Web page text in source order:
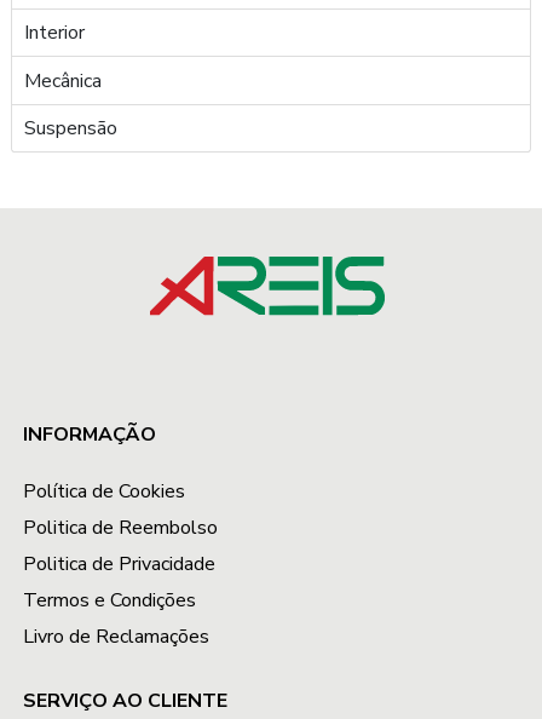
Interior
Mecânica
Suspensão
INFORMAÇÃO
Política de Cookies
Politica de Reembolso
Politica de Privacidade
Termos e Condições
Livro de Reclamações
SERVIÇO AO CLIENTE